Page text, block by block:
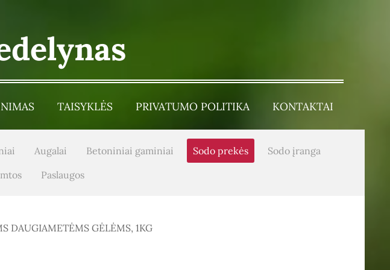
TAISYKLĖS PRIVATUMO POLITIKA KONTAKTAI
Augalai Betoniniai gaminiai Sodo prekės
Sodo įranga
Paslaugos
DAUGIAMETĖMS GĖLĖMS, 1KG